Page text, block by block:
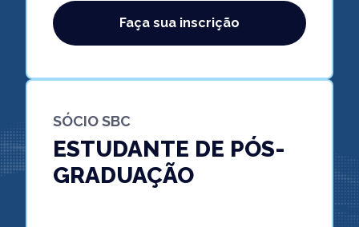
Faça sua inscrição
SÓCIO SBC
ESTUDANTE DE PÓS-
GRADUAÇÃO